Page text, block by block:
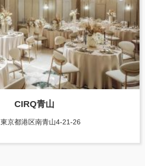
CIRQ青山
東京都港区南青山4-21-26